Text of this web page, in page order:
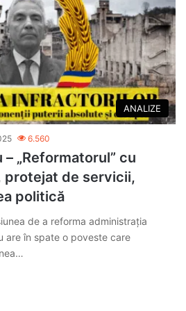
ANALIZE
6.560
„Reformatorul” cu
protejat de servicii,
politică
de a reforma administrația
are în spate o poveste care